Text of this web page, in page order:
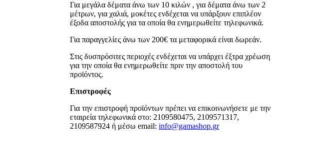
Για μεγάλα δέματα άνω των 10 κιλών , για δέματα άνω των 2
μέτρων, για χαλιά, μοκέτες ενδέχεται να υπάρξουν επιπλέον
έξοδα αποστολής για τα οποία θα ενημερωθείτε τηλεφωνικά.
Για παραγγελίες άνω των 200€ τα μεταφορικά είναι δωρεάν.
Στις δυσπρόσιτες περιοχές ενδέχεται να υπάρχει έξτρα χρέωση
για την οποία θα ενημερωθείτε πριν την αποστολή του
προϊόντος.
Επιστροφές
Για την επιστροφή προϊόντων πρέπει να επικοινωνήσετε με την
εταιρεία τηλεφωνικά στο: 2109580475, 2109571317,
2109587924 ή μέσω email:info@gamashop.gr